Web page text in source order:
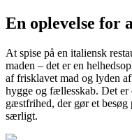
En oplevelse for
At spise på en italiensk
maden – det er en
af frisklavet mad og lyden
hygge og fællesskab. Det
gæstfrihed, der gør et besøg
særligt.